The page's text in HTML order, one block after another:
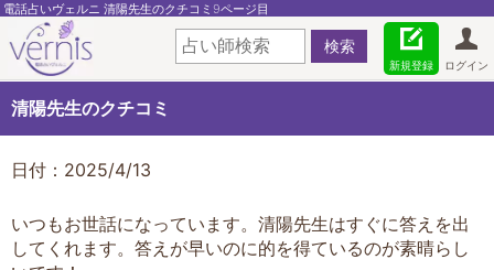
電話占いヴェルニ 清陽先生のクチコミ9ページ目
ログイン
新規登録
清陽先生のクチコミ
日付：2025/4/13
いつもお世話になっています。清陽先生はすぐに答えを出
してくれます。答えが早いのに的を得ているのが素晴らし